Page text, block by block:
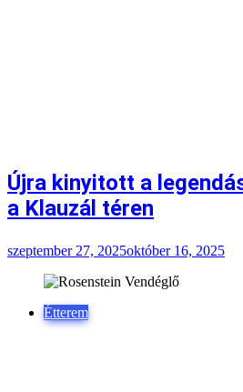
Újra kinyitott a
a Klauzál téren
szeptember 27, 2025október 16, 2025
Étterem